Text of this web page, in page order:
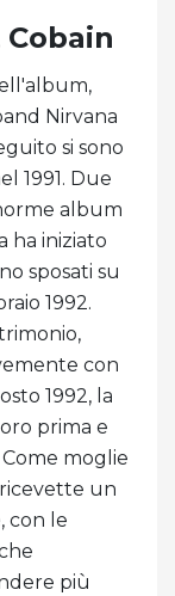
Nirvana
si sono
1991. Due
album
ha iniziato
sposati su
1992.
con
1992, la
prima e
moglie
un
con le
più